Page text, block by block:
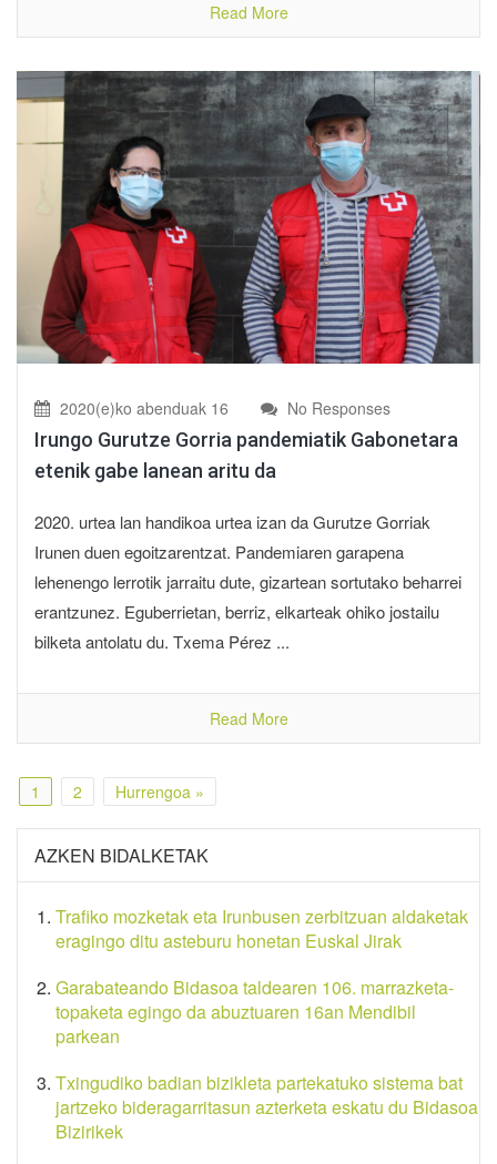
Read More
2020(e)ko abenduak 16 No Responses
Irungo Gurutze Gorria pandemiatik Gabonetara
etenik gabe lanean aritu da
2020. urtea lan handikoa urtea izan da Gurutze Gorriak
Irunen duen egoitzarentzat. Pandemiaren garapena
lehenengo lerrotik jarraitu dute, gizartean sortutako beharrei
erantzunez. Eguberrietan, berriz, elkarteak ohiko jostailu
bilketa antolatu du. Txema Pérez ...
Read More
1 2 Hurrengoa »
AZKEN BIDALKETAK
Trafiko mozketak eta Irunbusen zerbitzuan aldaketak
eragingo ditu asteburu honetan Euskal Jirak
Garabateando Bidasoa taldearen 106. marrazketa-
topaketa egingo da abuztuaren 16an Mendibil
parkean
Txingudiko badian bizikleta partekatuko sistema bat
jartzeko bideragarritasun azterketa eskatu du Bidasoa
Bizirikek